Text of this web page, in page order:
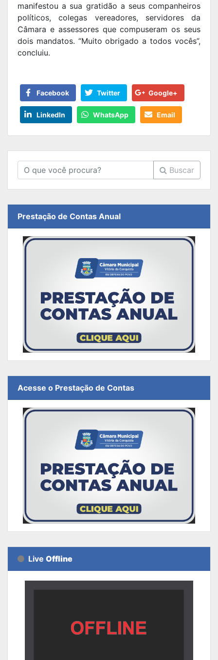
manifestou a sua gratidão a seus companheiros
políticos, colegas vereadores, servidores da
Câmara e assessores que compuseram os seus
dois mandatos. “Muito obrigado a todos vocês”,
concluiu.
Facebook Twitter Google+
LinkedIn WhatsApp Email
Buscar
Prestação de Contas Anual
Acesse o Prestação de Contas
Live Offline